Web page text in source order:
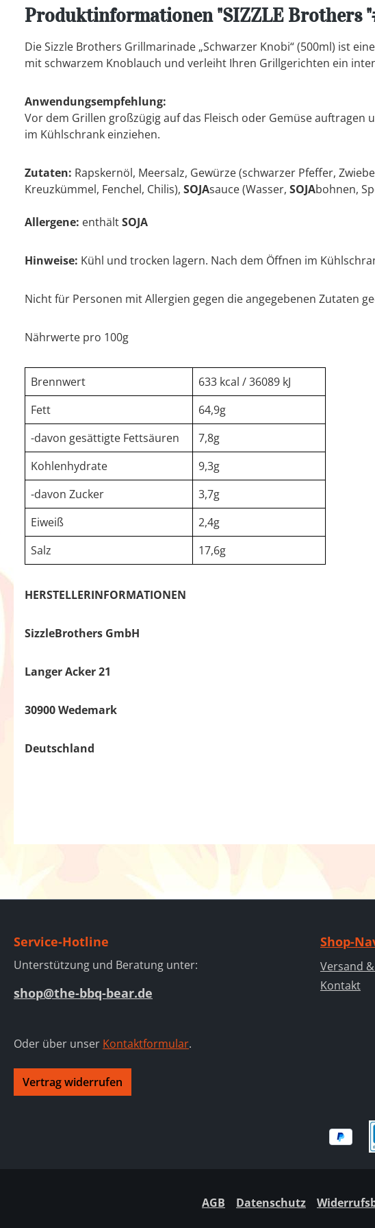
Produktinformationen "SIZZLE Brothers
Die Sizzle Brothers Grillmarinade „Schwarzer Knobi“ (500ml) ist
mit schwarzem Knoblauch und verleiht Ihren Grillgerichten ein
Anwendungsempfehlung:
Vor dem Grillen großzügig auf das Fleisch oder Gemüse
im Kühlschrank einziehen.
Zutaten: Rapskernöl, Meersalz, Gewürze (schwarzer Pfeffer,
Kreuzkümmel, Fenchel, Chilis), SOJAsauce (Wasser, SOJAbohnen,
Allergene: enthältSOJA
Hinweise: Kühl und trocken lagern. Nach dem Öffnen im
Nicht für Personen mit Allergien gegen die angegebenen Zutaten
Nährwerte pro 100g
Brennwert
633 kcal / 36089 kJ
Fett
64,9g
-davon gesättigte Fettsäuren
7,8g
Kohlenhydrate
9,3g
-davon Zucker
3,7g
Eiweiß
2,4g
Salz
17,6g
HERSTELLERINFORMATIONEN
SizzleBrothers GmbH
Langer Acker 21
30900 Wedemark
Deutschland
Service-Hotline
Unterstützung und Beratung unter:
shop@the-bbq-bear.de
Oder über unser Kontaktformular.
Vertrag widerrufen
Shop-
Versand
Kontakt
AGB Datenschutz